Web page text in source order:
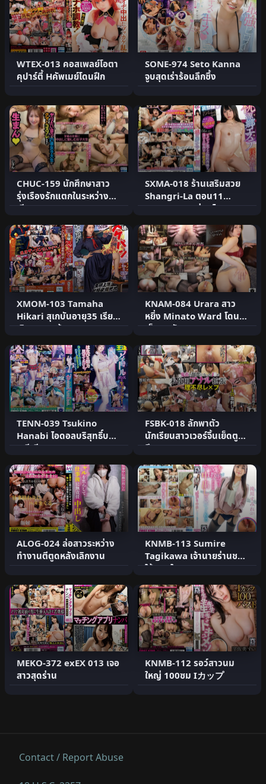
WTEX-013 คอสเพลย์โอตา
คุปาร์ตี้ Hคัพเมย์โดนฝึก
SONE-974 Seto Kanna
จูบสุดเร่าร้อนลึกซึ้ง
CHUC-159 นักศึกษาสาว
รุ่งเรืองรักแตกในระหว่าง
เรียน
SXMA-018 ร้านเสริมสวย
Shangri-La ตอน11
Nanako สาวอ่อนไหว
XMOM-103 Tamaha
Hikari สุเกบันอายุ35 เรียก
เงินจากลูกน้อง
KNAM-084 Urara สาว
หยิ่ง Minato Ward โดน
เย็ดตูดอับอาย
TENN-039 Tsukino
Hanabi ไอดอลบริสุทธิ์บน
เวทีเสียว
FSBK-018 ลักพาตัว
นักเรียนสาวเวอร์จิ้นเย็ดตูด
ลึก
ALOG-024 ล่อสาวระหว่าง
ทำงานตีตูดหลังเลิกงาน
KNMB-113 Sumire
Tagikawa เจ้านายร่านชอบ
ให้แตกใน
MEKO-372 exEX 013 เจอ
สาวสุดร่าน
KNMB-112 รอว์สาวนม
ใหญ่ 100ซม Iカップ
Contact / Report Abuse